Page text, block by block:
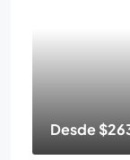
Desde